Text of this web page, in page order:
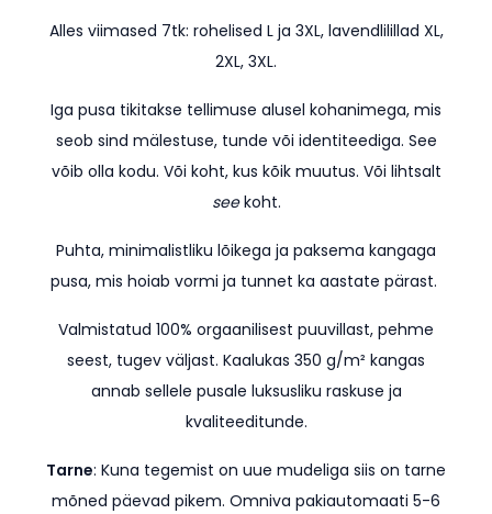
Alles viimased 7tk: rohelised L ja 3XL, lavendlilillad XL,
2XL, 3XL.
Iga pusa tikitakse tellimuse alusel kohanimega, mis
seob sind mälestuse, tunde või identiteediga. See
võib olla kodu. Või koht, kus kõik muutus. Või lihtsalt
seekoht.
Puhta, minimalistliku lõikega ja paksema kangaga
pusa, mis hoiab vormi ja tunnet ka aastate pärast.
Valmistatud 100% orgaanilisest puuvillast, pehme
seest, tugev väljast. Kaalukas 350 g/m² kangas
annab sellele pusale luksusliku raskuse ja
kvaliteeditunde.
Tarne: Kuna tegemist on uue mudeliga siis on tarne
mõned päevad pikem. Omniva pakiautomaati 5-6